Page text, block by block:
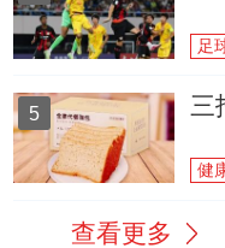
足
5 三
健
查看更多